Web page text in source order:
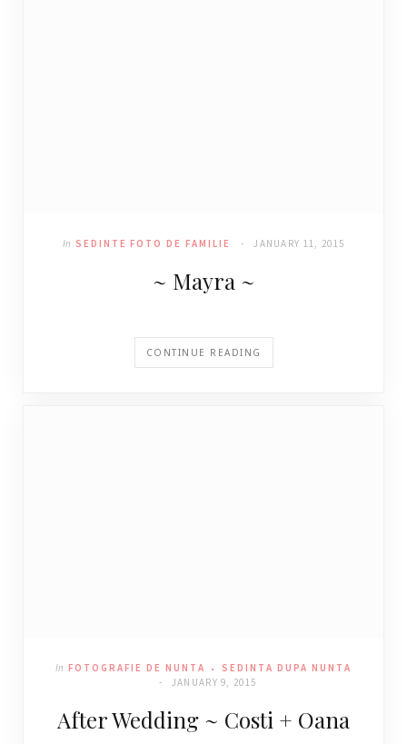
In SEDINTE FOTO DE FAMILIE JANUARY 11, 2015
~ Mayra ~
CONTINUE READING
In FOTOGRAFIE DE NUNTA
SEDINTA DUPA NUNTA
JANUARY 9, 2015
After Wedding ~ Costi + Oana